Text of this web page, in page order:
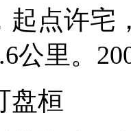
起点许宅
公里。
盘桓